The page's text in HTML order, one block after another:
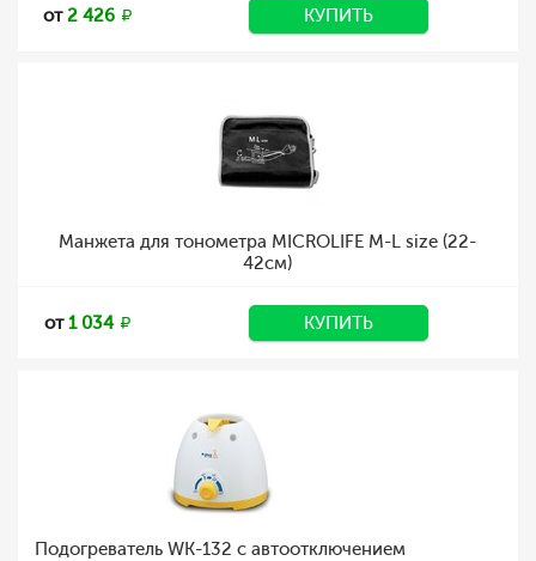
от2 426 КУПИТЬ
Манжета для тонометра MICROLIFE М-L size (22-
42см)
от1 034 КУПИТЬ
Подогреватель WK-132 с автоотключением